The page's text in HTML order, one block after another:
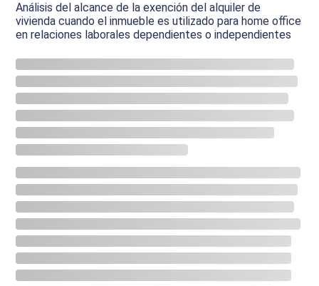
Análisis del alcance de la exención del alquiler de
vivienda cuando el inmueble es utilizado para home office
en relaciones laborales dependientes o independientes